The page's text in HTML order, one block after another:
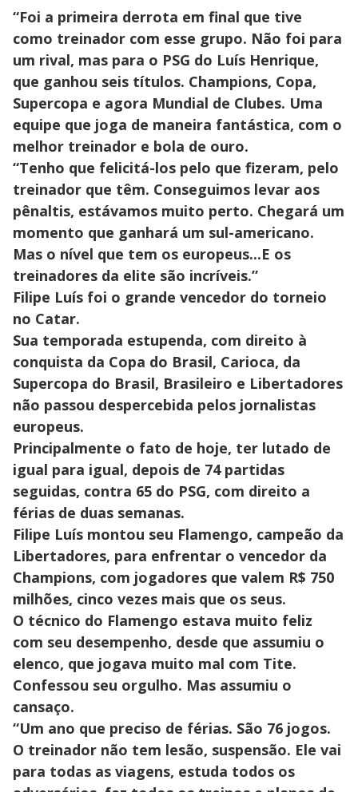
“Foi a primeira derrota em final que tive
como treinador com esse grupo. Não foi para
um rival, mas para o PSG do Luís Henrique,
que ganhou seis títulos. Champions, Copa,
Supercopa e agora Mundial de Clubes. Uma
equipe que joga de maneira fantástica, com o
melhor treinador e bola de ouro.
“Tenho que felicitá-los pelo que fizeram, pelo
treinador que têm. Conseguimos levar aos
pênaltis, estávamos muito perto. Chegará um
momento que ganhará um sul-americano.
Mas o nível que tem os europeus...E os
treinadores da elite são incríveis.”
Filipe Luís foi o grande vencedor do torneio
no Catar.
Sua temporada estupenda, com direito à
conquista da Copa do Brasil, Carioca, da
Supercopa do Brasil, Brasileiro e Libertadores
não passou despercebida pelos jornalistas
europeus.
Principalmente o fato de hoje, ter lutado de
igual para igual, depois de 74 partidas
seguidas, contra 65 do PSG, com direito a
férias de duas semanas.
Filipe Luís montou seu Flamengo, campeão da
Libertadores, para enfrentar o vencedor da
Champions, com jogadores que valem R$ 750
milhões, cinco vezes mais que os seus.
O técnico do Flamengo estava muito feliz
com seu desempenho, desde que assumiu o
elenco, que jogava muito mal com Tite.
Confessou seu orgulho. Mas assumiu o
cansaço.
“Um ano que preciso de férias. São 76 jogos.
O treinador não tem lesão, suspensão. Ele vai
para todas as viagens, estuda todos os